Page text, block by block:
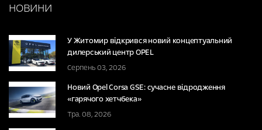
НОВИНИ
У Житомир відкрився новий концептуальний
дилерський центр OPEL
Серпень 03, 2026
Новий Opel Corsa GSE: сучасне відродження
«гарячого хетчбека»
Тра. 08, 2026